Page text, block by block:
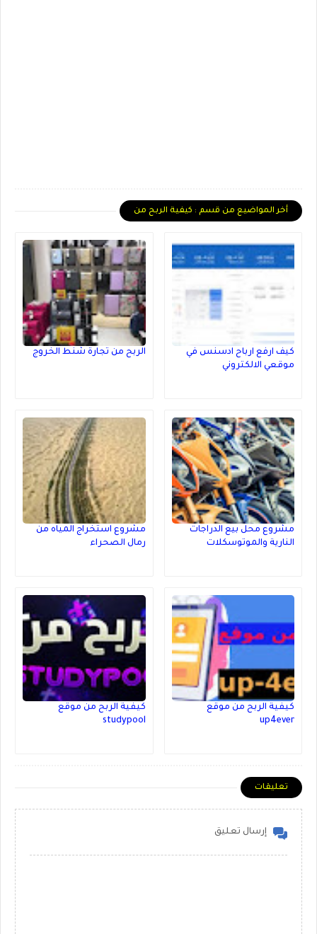
أخر المواضيع من قسم : كيفية الربح من
كيف ارفع ارباح ادسنس في
موقعي الالكتروني
الربح من تجارة شنط الخروج
مشروع محل بيع الدراجات
النارية والموتوسكلات
مشروع استخراج المياه من
رمال الصحراء
كيفية الربح من موقع
up4ever
كيفية الربح من موقع
studypool
تعليقات
إرسال تعليق